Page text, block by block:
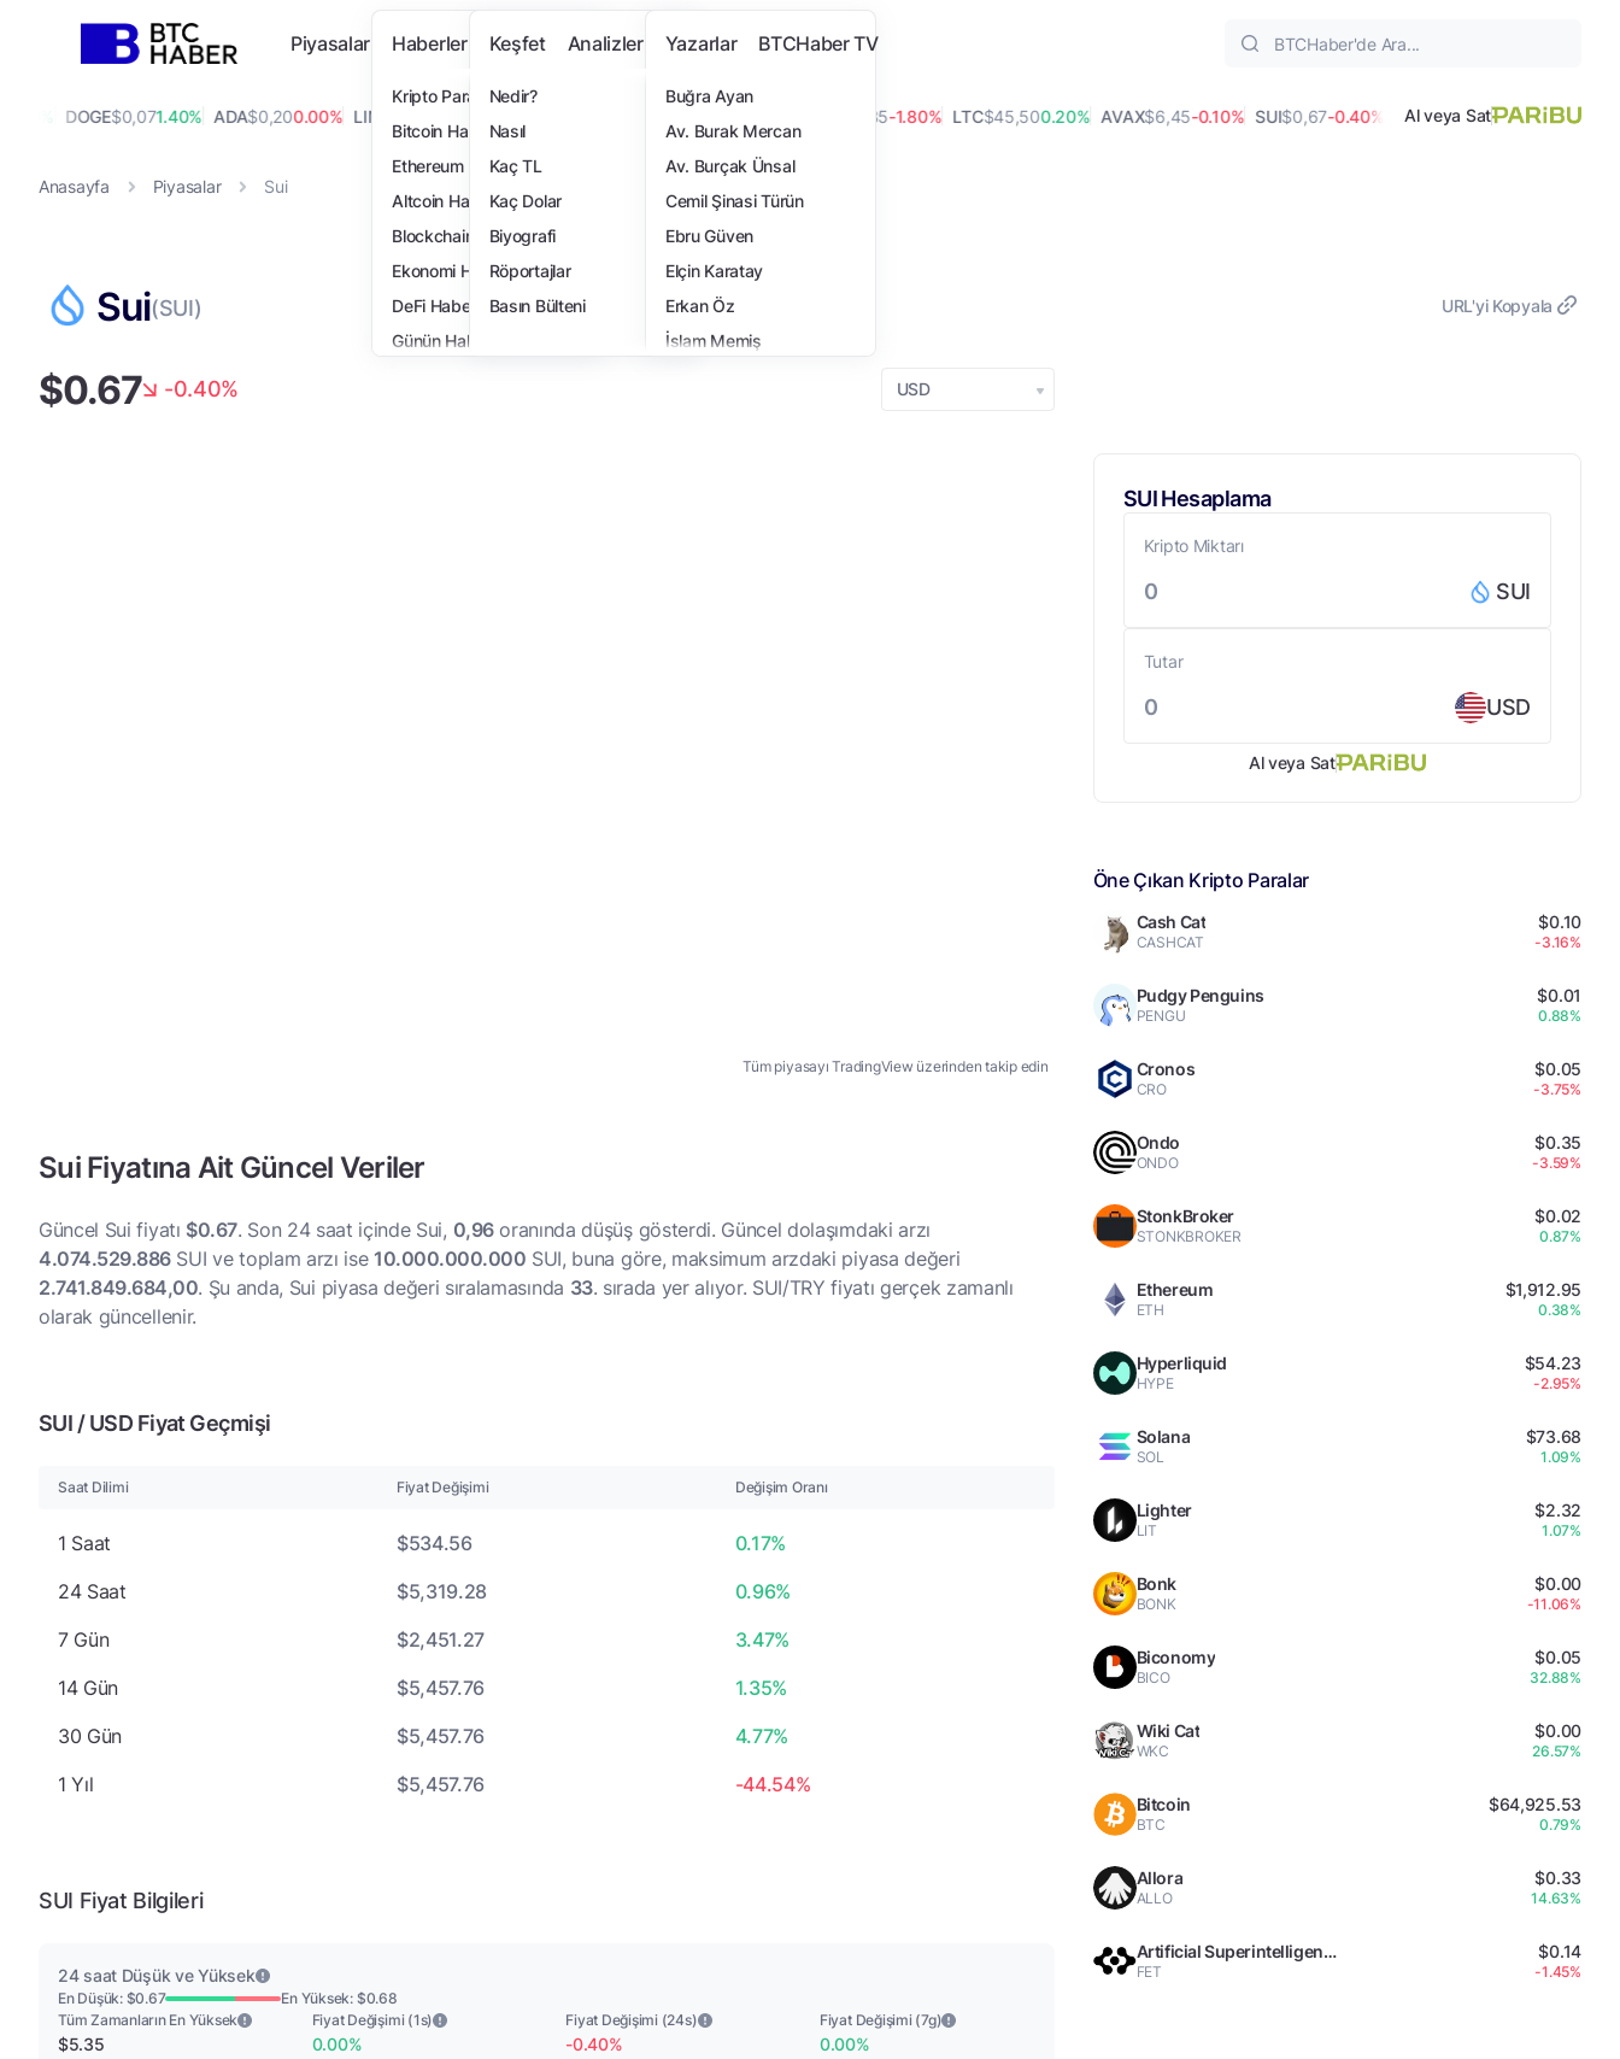
Piyasalar Haberler
Kripto Para Haberi
Bitcoin Haberleri
Ethereum Haberleri
Altcoin Haberleri
Blockchain Haberleri
Ekonomi Haberleri
DeFi Haberleri
Günün Haberleri
Keşfet
Nedir?
Nasıl
Kaç TL
Kaç Dolar
Biyografi
Röportajlar
Basın Bülteni
Analizler Yazarlar
Buğra Ayan
Av. Burak Mercan
Av. Burçak Ünsal
Cemil Şinasi Türün
Ebru Güven
Elçin Karatay
Erkan Öz
İslam Memiş
BTCHaber TV
DOGE$0,071.40% ADA$0,200.00% LINK$8,20 -1.80% LTC$45,500.20% AVAX$6,45-0.10% SUI$0,67-0.40% SHIB$0,00-1.30% UNI $4,02
Al veya Sat
Anasayfa Piyasalar Sui
Sui SUI URL'yi Kopyala
$0.67 -0.40% USD
Tüm piyasayı TradingView üzerinden takip edin
Sui Fiyatına Ait Güncel Veriler
Güncel Sui fiyatı $0.67. Son 24 saat içinde Sui, 0,96oranında düşüş gösterdi. Güncel dolaşımdaki arzı
4.074.529.886SUI ve toplam arzı ise 10.000.000.000 SUI, buna göre, maksimum arzdaki piyasa değeri
2.741.849.684,00. Şu anda, Sui piyasa değeri sıralamasında 33. sırada yer alıyor. SUI/TRY fiyatı gerçek zamanlı
olarak güncellenir.
SUI / USD Fiyat Geçmişi
Saat Dilimi Fiyat Değişimi Değişim Oranı
1 Saat $534.56 0.17%
24 Saat $5,319.28 0.96%
7 Gün $2,451.27 3.47%
14 Gün $5,457.76 1.35%
30 Gün $5,457.76 4.77%
1 Yıl $5,457.76 -44.54%
SUI Fiyat Bilgileri
24 saat Düşük ve Yüksek
En Düşük: $0.67
En Yüksek: $0.68
Tüm Zamanların En Yüksek
$5.35
Fiyat Değişimi (1s)
0.00%
Fiyat Değişimi (24s)
-0.40%
Fiyat Değişimi (7g)
0.00%
SUI Hesaplama
Kripto Miktarı
SUI
Tutar
USD
Al veya Sat
Öne Çıkan Kripto Paralar
CASHCAT
Cash Cat $0.10
-3.16%
PENGU
Pudgy Penguins $0.01
0.88%
CRO
Cronos $0.05
-3.75%
ONDO
Ondo $0.35
-3.59%
STONKBROKER
StonkBroker $0.02
0.87%
ETH
Ethereum $1,912.95
0.38%
HYPE
Hyperliquid $54.23
-2.95%
SOL
Solana $73.68
1.09%
LIT
Lighter $2.32
1.07%
BONK
Bonk $0.00
-11.06%
BICO
Biconomy $0.05
32.88%
WKC
Wiki Cat $0.00
26.57%
BTC
Bitcoin $64,925.53
0.79%
ALLO
Allora $0.33
14.63%
FET
Artificial Superintelligenc
e Alliance
$0.14
-1.45%